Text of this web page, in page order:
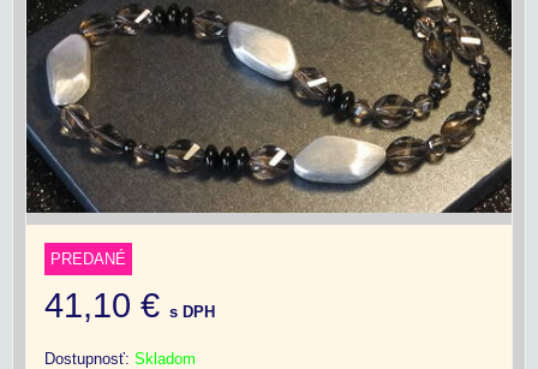
PREDANÉ
41,10 € s DPH
Dostupnosť: Skladom